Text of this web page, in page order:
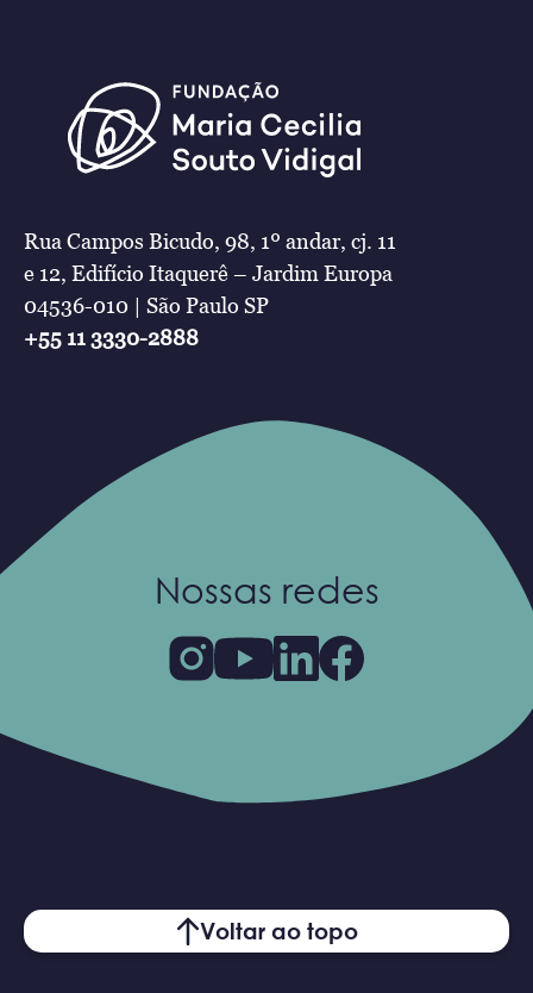
Rua Campos Bicudo, 98, 1º andar, cj. 11
e 12, Edifício Itaquerê – Jardim Europa
04536-010 | São Paulo SP
+55 11 3330-2888
Nossas redes
Voltar ao topo